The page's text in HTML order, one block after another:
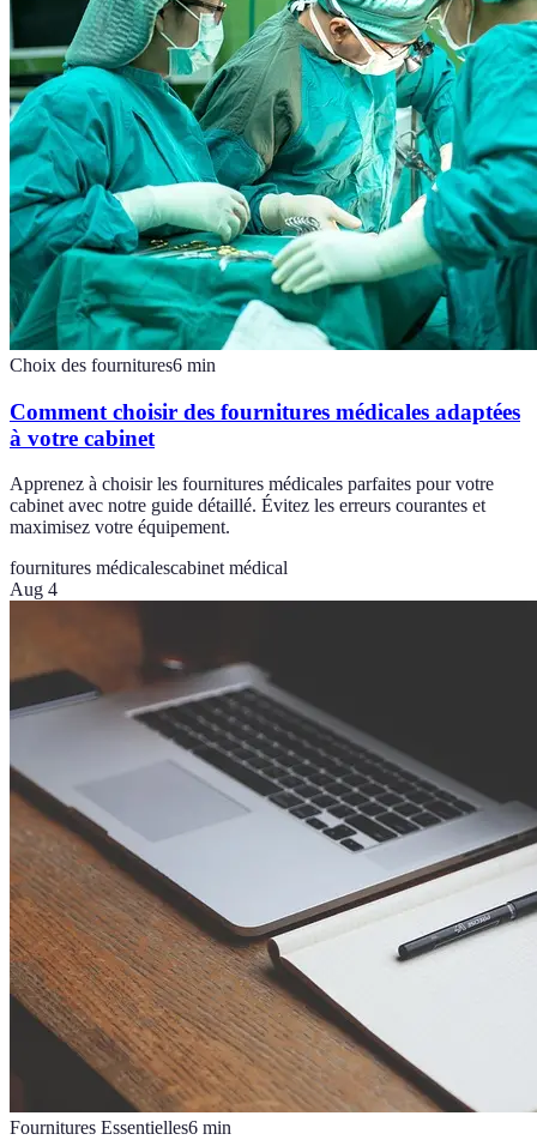
Choix des fournitures6 min
Comment choisir des fournitures médicales adaptées
à votre cabinet
Apprenez à choisir les fournitures médicales parfaites pour votre
cabinet avec notre guide détaillé. Évitez les erreurs courantes et
maximisez votre équipement.
fournitures médicalescabinet médical
Aug 4
Fournitures Essentielles6 min